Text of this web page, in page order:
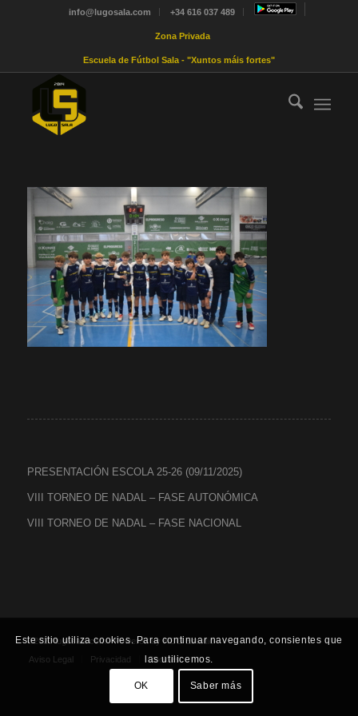
info@lugosala.com +34 616 037 489
Zona Privada
Escuela de Fútbol Sala - "Xuntos máis fortes"
PRESENTACIÓN ESCOLA 25-26 (09/11/2025)
VIII TORNEO DE NADAL – FASE AUTONÓMICA
VIII TORNEO DE NADAL – FASE NACIONAL
©2020 lugosala.com - Powered byHCO Estudio-
Aviso Legal
Privacidad Cookies
Este sitio utiliza cookies. Para continuar navegando, consientes que
las utilicemos.
OK Saber más